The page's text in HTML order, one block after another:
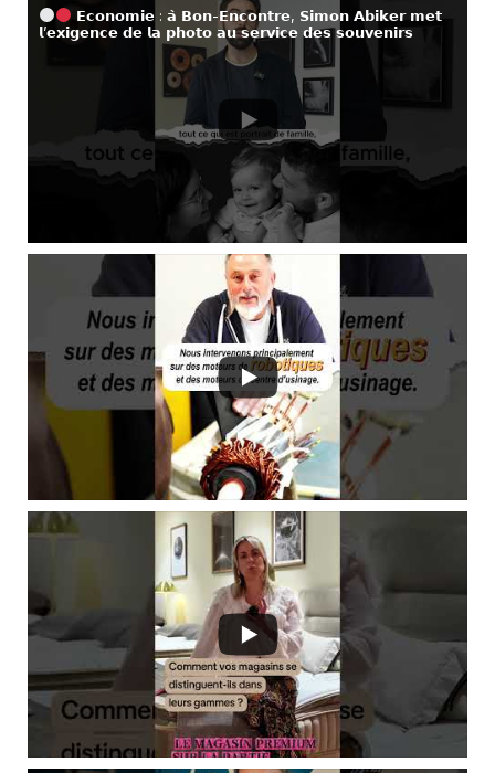
𝗘𝗰𝗼𝗻𝗼𝗺𝗶𝗲 : 𝗮̀ 𝗕𝗼𝗻-𝗘𝗻𝗰𝗼𝗻𝘁𝗿𝗲, 𝗦𝗶𝗺𝗼𝗻 𝗔𝗯𝗶𝗸𝗲𝗿 𝗺𝗲𝘁
𝗹’𝗲𝘅𝗶𝗴𝗲𝗻𝗰𝗲 𝗱𝗲 𝗹𝗮 𝗽𝗵𝗼𝘁𝗼 𝗮𝘂 𝘀𝗲𝗿𝘃𝗶𝗰𝗲 𝗱𝗲𝘀 𝘀𝗼𝘂𝘃𝗲𝗻𝗶𝗿𝘀